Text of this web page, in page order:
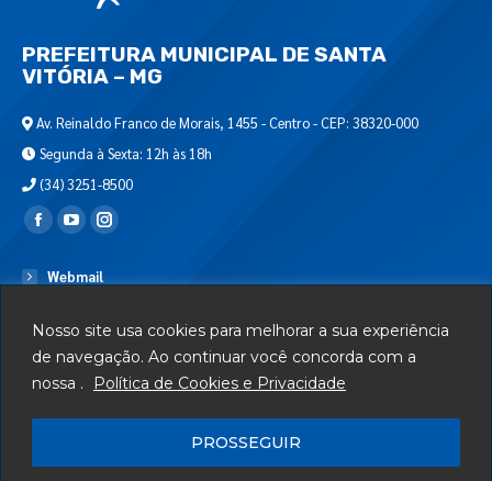
Nosso site usa cookies para melhorar a sua experiência
de navegação. Ao continuar você concorda com a
nossa .
Política de Cookies e Privacidade
PROSSEGUIR
PREFEITURA MUNICIPAL DE SANTA
VITÓRIA – MG
Av. Reinaldo Franco de Morais, 1455 - Centro - CEP: 38320-000
Segunda à Sexta: 12h às 18h
(34) 3251-8500
Encontre-nos em:
Webmail
Serviços
Telefones Úteis